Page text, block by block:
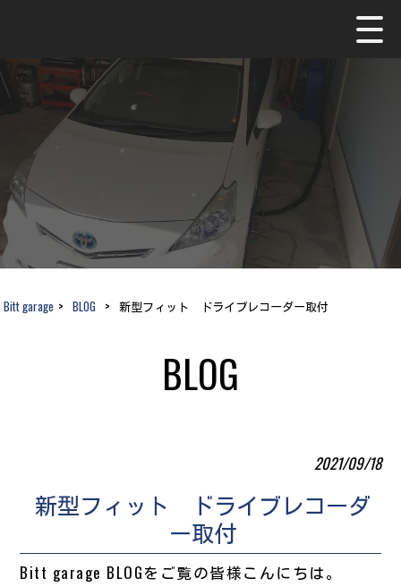
Bitt garage > BLOG > 新型フィット ドライブレコーダー取付
BLOG
2021/09/18
新型フィット ドライブレコーダ
ー取付
Bitt garage BLOGをご覧の皆様こんにちは。